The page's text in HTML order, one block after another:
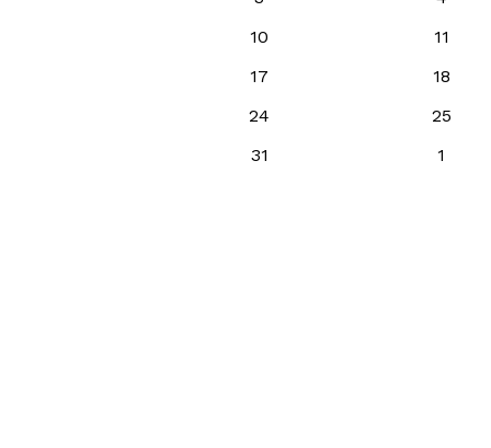
10
11
17
18
24
25
31
1